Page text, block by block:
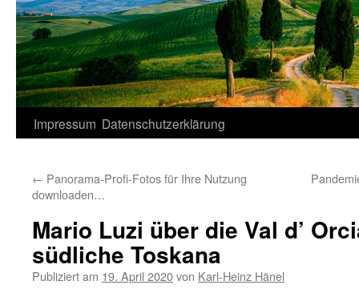
Zum
springen
Impressum Datenschutzerklärung
← Panorama-Profi-Fotos für Ihre Nutzung
downloaden…
Mario Luzi über die Val d’
südliche Toskana
Publiziert am 19. April 2020von Karl-Heinz Hänel